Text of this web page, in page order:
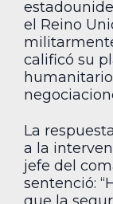
el Reino
calificó su
La
a la
jefe del
sentenció: